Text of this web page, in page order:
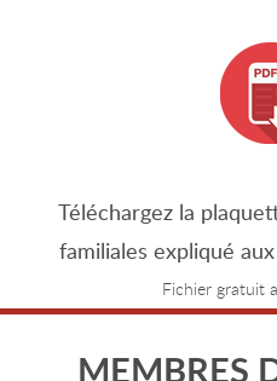
Téléchargez la
familiales expliqué
Fichier gratuit
MEMBRES